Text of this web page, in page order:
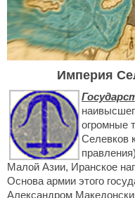
Черный Гетман (роман)
ИСТОРИЯ
Загадки и тайны истории
Наше время
Новое время
Крестовые походы
Античность
Средние века
Империя
огромные
Селевков
Малой Азии, Иранское
Основа армии этого
Александром